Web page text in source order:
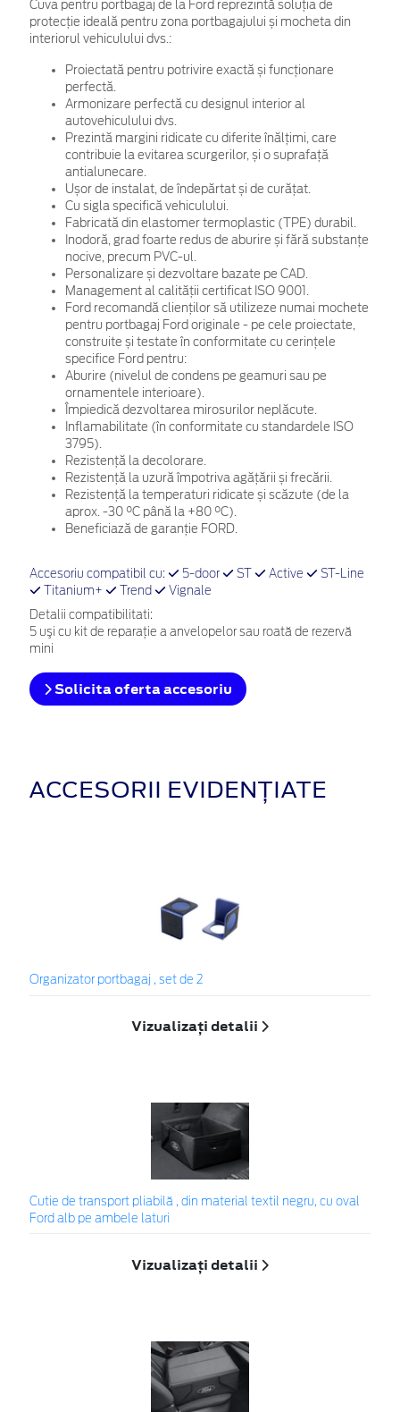
Cuva pentru portbagaj de la Ford reprezintă soluția de
protecție ideală pentru zona portbagajului și mocheta din
interiorul vehiculului dvs.:
Proiectată pentru potrivire exactă și funcționare
perfectă.
Armonizare perfectă cu designul interior al
autovehiculului dvs.
Prezintă margini ridicate cu diferite înălțimi, care
contribuie la evitarea scurgerilor, și o suprafață
antialunecare.
Ușor de instalat, de îndepărtat și de curățat.
Cu sigla specifică vehiculului.
Fabricată din elastomer termoplastic (TPE) durabil.
Inodoră, grad foarte redus de aburire și fără substanțe
nocive, precum PVC-ul.
Personalizare și dezvoltare bazate pe CAD.
Management al calității certificat ISO 9001.
Ford recomandă clienților să utilizeze numai mochete
pentru portbagaj Ford originale - pe cele proiectate,
construite și testate în conformitate cu cerințele
specifice Ford pentru:
Aburire (nivelul de condens pe geamuri sau pe
ornamentele interioare).
Împiedică dezvoltarea mirosurilor neplăcute.
Inflamabilitate (în conformitate cu standardele ISO
3795).
Rezistență la decolorare.
Rezistență la uzură împotriva agățării și frecării.
Rezistență la temperaturi ridicate și scăzute (de la
aprox. -30 °C până la +80 °C).
Beneficiază de garanție FORD.
Accesoriu compatibil cu: 5-door ST Active
ST-Line
Titanium+
Trend Vignale
Detalii compatibilitati:
5 uşi cu kit de reparaţie a anvelopelor sau roată de rezervă
mini
Solicita oferta accesoriu
ACCESORII EVIDENȚIATE
Organizator portbagaj , set de 2
Vizualizați detalii
Cutie de transport pliabilă , din material textil negru, cu oval
Ford alb pe ambele laturi
Vizualizați detalii